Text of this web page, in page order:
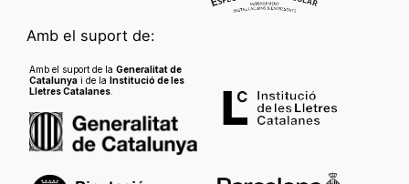
Amb el suport de:
Amb el suport de la Generalitat de
Catalunyai de la Institució de les
Lletres Catalanes.